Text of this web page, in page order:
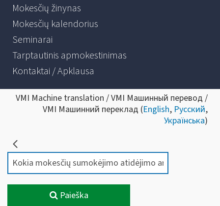
Mokesčių žinynas
Mokesčių kalendorius
Seminarai
Tarptautinis apmokestinimas
Kontaktai / Apklausa
VMI Machine translation / VMI Машинный перевод /
VMI Машинний переклад (English, Русский,
Українська)
Paieška